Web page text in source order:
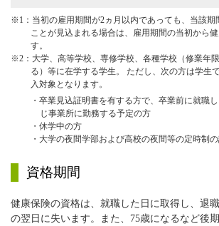
※1：当初の雇用期間が2ヵ月以内であっても、当該期
ことが見込まれる場合は、雇用期間の当初から
す。
※2：大学、高等学校、専修学校、各種学校（修業年
る）等に在学する学生。 ただし、次の方は学生
入対象となります。
・卒業見込証明書を有する方で、卒業前に就職
じ事業所に勤務する予定の方
・休学中の方
・大学の夜間学部および高校の夜間等の定時制
資格期間
健康保険の資格は、就職した日に取得し、退
の翌日に失います。また、75歳になるなど後